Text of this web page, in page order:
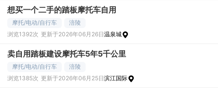
想买一个二手的踏板摩托车自用
摩托/电动/自行车
涪陵
浏览1392次 更新于2026年06月26日温泉城
卖自用踏板建设摩托车5年5千公里
摩托/电动/自行车
涪陵
浏览1385次 更新于2026年06月25日滨江国际